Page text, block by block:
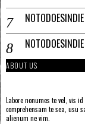
ABOUT US
Labore nonumes te vel, vis
comprehensam te sea, usu
alienum ne vim.